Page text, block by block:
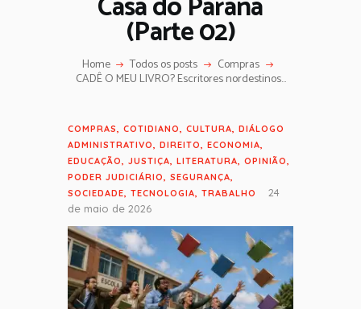
(Parte 02)
Home Todos os posts Compras
CADÊ O MEU LIVRO? Escritores nordestinos...
COMPRAS, COTIDIANO, CULTURA, DIÁLOGO
ADMINISTRATIVO, DIREITO, ECONOMIA,
EDUCAÇÃO, JUSTIÇA, LITERATURA, OPINIÃO,
PODER JUDICIÁRIO, SEGURANÇA,
SOCIEDADE, TECNOLOGIA, TRABALHO
24
de maio de 2026